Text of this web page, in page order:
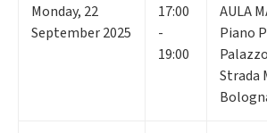
Monday, 22
September 2025
17:00
-
19:00
AULA
Piano
Strada